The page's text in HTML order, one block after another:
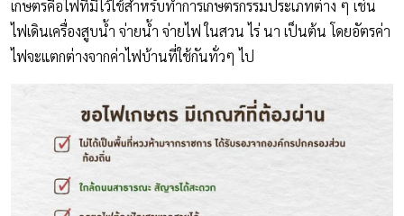
เกษตรคือไฟที่มีไว้ใช้สำหรับทำการเกษตรกรรมประเภทต่าง ๆ เช่น
ไฟเดินเครื่องสูบน้ำ จ่ายน้ำ จ่ายไฟ ในสวน ไร่ นา เป็นต้น โดยอัตรค่า
ไฟจะแตกต่างจากค่าไฟบ้านที่ใช้กันทั่วๆ ไป